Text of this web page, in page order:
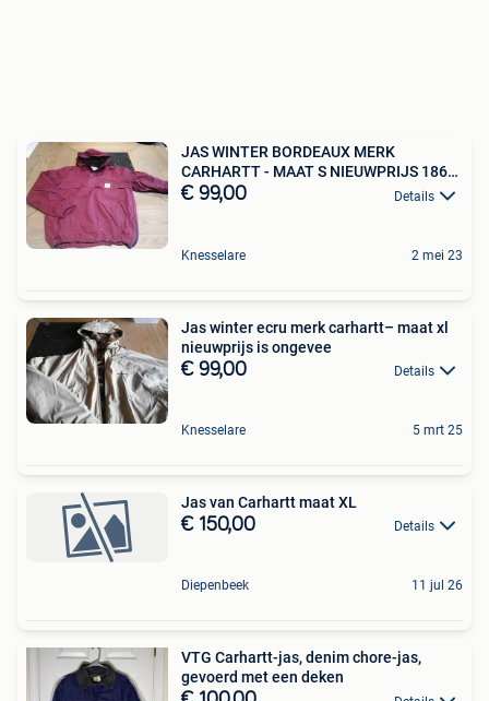
JAS WINTER BORDEAUX MERK
CARHARTT - MAAT S NIEUWPRIJS 186
EU
€ 99,00 Details
Knesselare 2 mei 23
Jas winter ecru merk carhartt– maat xl
nieuwprijs is ongevee
€ 99,00 Details
Knesselare 5 mrt 25
Jas van Carhartt maat XL
€ 150,00 Details
Diepenbeek 11 jul 26
VTG Carhartt-jas, denim chore-jas,
gevoerd met een deken